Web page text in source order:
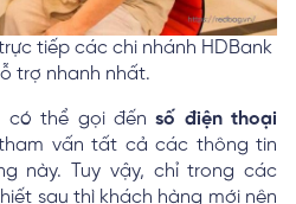
tiếp các chi nhánh HDBank
trợ nhanh nhất.
có thể gọi đến số điện thoại
vấn tất cả các thông tin
này. Tuy vậy, chỉ trong các
sau thì khách hàng mới nên